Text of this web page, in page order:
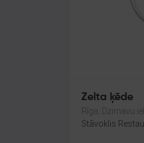
Zelta ķēde
Rīga, Dzirnavu
Stāvoklis